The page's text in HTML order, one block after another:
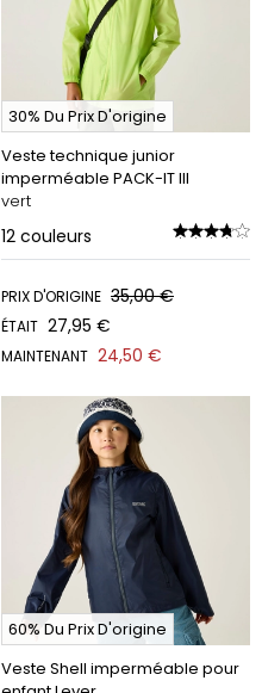
30% Du Prix D'origine
Veste technique junior
imperméable PACK-IT III
vert
12 couleurs
PRIX D'ORIGINE 35,00 €
ÉTAIT 27,95 €
MAINTENANT 24,50 €
60% Du Prix D'origine
Veste Shell imperméable pour